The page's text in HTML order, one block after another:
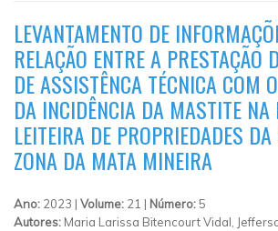
LEVANTAMENTO DE
RELAÇÃO ENTRE A PRESTAÇÃO
DE ASSISTÊNCA TÉCNICA COM
DA INCIDÊNCIA DA MASTITE NA
LEITEIRA DE PROPRIEDADES
ZONA DA MATA MINEIRA
Ano: 2023 | Volume: 21 | Número:5
Autores: Maria Larissa Bitencourt Vidal,